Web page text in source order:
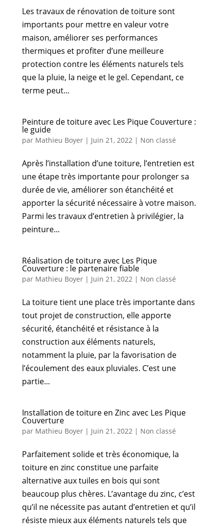
Les travaux de rénovation de toiture sont
importants pour mettre en valeur votre
maison, améliorer ses performances
thermiques et profiter d’une meilleure
protection contre les éléments naturels tels
que la pluie, la neige et le gel. Cependant, ce
terme peut...
Peinture de toiture avec Les Pique Couverture :
le guide
par Mathieu Boyer| Juin 21, 2022 | Non classé
Après l’installation d’une toiture, l’entretien est
une étape très importante pour prolonger sa
durée de vie, améliorer son étanchéité et
apporter la sécurité nécessaire à votre maison.
Parmi les travaux d’entretien à privilégier, la
peinture...
Réalisation de toiture avec Les Pique
Couverture : le partenaire fiable
par Mathieu Boyer| Juin 21, 2022 | Non classé
La toiture tient une place très importante dans
tout projet de construction, elle apporte
sécurité, étanchéité et résistance à la
construction aux éléments naturels,
notamment la pluie, par la favorisation de
l’écoulement des eaux pluviales. C’est une
partie...
Installation de toiture en Zinc avec Les Pique
Couverture
par Mathieu Boyer| Juin 21, 2022 | Non classé
Parfaitement solide et très économique, la
toiture en zinc constitue une parfaite
alternative aux tuiles en bois qui sont
beaucoup plus chères. L’avantage du zinc, c’est
qu’il ne nécessite pas autant d’entretien et qu’il
résiste mieux aux éléments naturels tels que